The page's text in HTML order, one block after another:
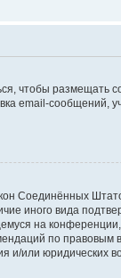
чтобы размещать
сообщений,
Соединённых
иного вида
на
по правовым
и/или юридических